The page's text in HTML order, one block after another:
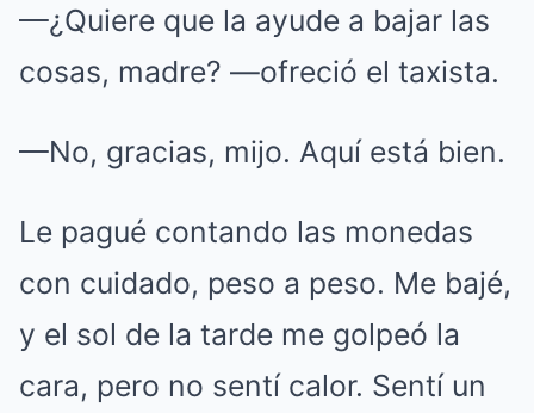
—¿Quiere que la ayude a bajar las
cosas, madre? —ofreció el taxista.
—No, gracias, mijo. Aquí está bien.
Le pagué contando las monedas
con cuidado, peso a peso. Me bajé,
y el sol de la tarde me golpeó la
cara, pero no sentí calor. Sentí un